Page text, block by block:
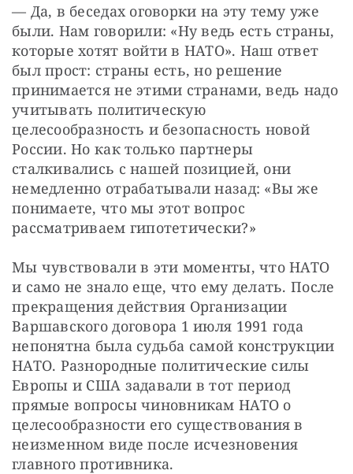
— Да, в беседах оговорки на эту тему уже
были. Нам говорили: «Ну ведь есть страны,
которые хотят войти в НАТО». Наш ответ
был прост: страны есть, но решение
принимается не этими странами, ведь надо
учитывать политическую
целесообразность и безопасность новой
России. Но как только партнеры
сталкивались с нашей позицией, они
немедленно отрабатывали назад: «Вы же
понимаете, что мы этот вопрос
рассматриваем гипотетически?»
Мы чувствовали в эти моменты, что НАТО
и само не знало еще, что ему делать. После
прекращения действия Организации
Варшавского договора 1 июля 1991 года
непонятна была судьба самой конструкции
НАТО. Разнородные политические силы
Европы и США задавали в тот период
прямые вопросы чиновникам НАТО о
целесообразности его существования в
неизменном виде после исчезновения
главного противника.